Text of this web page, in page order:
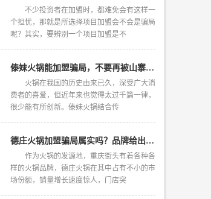
不少投资者在加盟时，都难免会有这样一
个担忧，那就是所选择项目加盟会不会是骗局
呢？其实，要辨别一个项目加盟是不
傣妹火锅能加盟骗局，不要再被山寨网站忽悠了
火锅在我国的历史由来已久，深受广大消
费者的喜爱，但近年来也觉得太过千篇一律，
很少能有所创新。傣妹火锅结合传
德庄火锅加盟骗局属实吗？品牌给出霸气回应
作为火锅的发源地，重庆街头有着各种各
样的火锅品牌，德庄火锅在其中占有不小的市
场份额，销量增长速度惊人，门店突